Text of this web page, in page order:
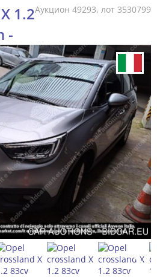
Аукцион 49293, лот 3530799
1.2
-